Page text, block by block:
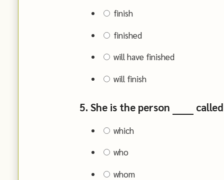
finish
finished
will have finished
will finish
5. She is the person ______
which
who
whom